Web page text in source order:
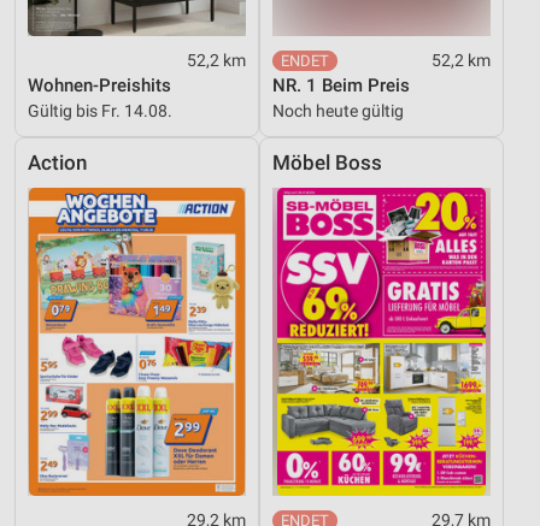
52,2 km
Wohnen-Preishits
Gültig bis Fr. 14.08.
52,2 km
NR. 1 Beim Preis
Noch heute gültig
Action
29,2 km
Möbel Boss
29,7 km